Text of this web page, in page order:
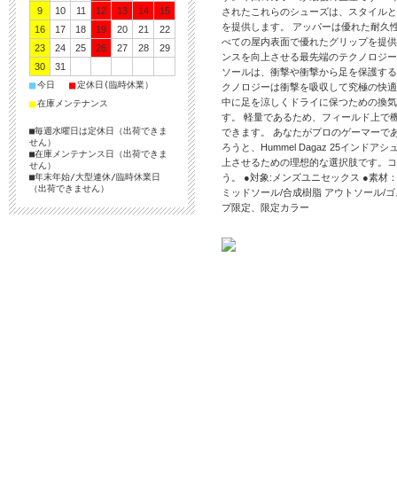
されたこれらのシューズは、スタイル
を提供します。 アッパーは優れた耐久
べての屋内表面で優れたグリップを提
ンスを向上させる最先端のテクノロジ
ソールは、衝撃や衝撃から足を保護す
クノロジーは衝撃を吸収して究極の快
中に足を涼しくドライに保つための換
す。 軽量であるため、フィールド上で
できます。 あなたがプロのゲーマーで
ろうと、Hummel Dagaz 25インドアシ
上させるための理想的な選択肢です。
う。 ●対象:メンズユニセックス ●素材
ミッドソール/合成樹脂 アウトソール/
プ限定、限定カラー
9
10 11 12 13 14
15
16
17 18 19 20 21
22
23
24 25 26 27 28
29
30
31
■今日 ■定休日(臨時休業）
■在庫メンテナンス
■毎週水曜日は定休日（出荷できま
せん）
■在庫メンテナンス日（出荷できま
せん）
■年末年始/大型連休/臨時休業日
（出荷できません）